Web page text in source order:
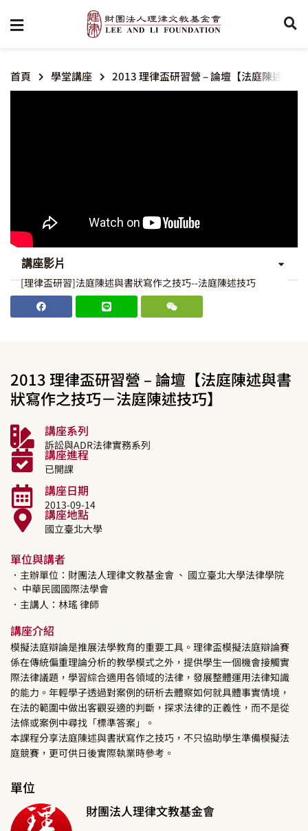
首頁 學堂講座 2013 理律盃研習營 – 論壇【法庭陳述與
講座影片
[理律盃研習]法庭陳述與書狀寫作之技巧--法庭陳述技巧
2013 理律盃研習營 – 論壇【法庭陳述與書
狀寫作之技巧－法庭陳述技巧】
講座系列
訴訟與ADR法律實務系列
講座進程
已開課
講座日期
2013-09-14
講座地點
國立臺北大學
單位與講者
．主辦單位：財團法人理律文教基金會 、 國立臺北大學法律學院
、 中華民國國際法學會
．主講人： 林瑤律師
講座介紹
模擬法庭辯論是推展法學教育的重要工具。理律盃模擬法庭辯論賽
係在傳統偏重理論分析的教學模式之外，提供學生一個機會接觸實
際法律議題，學習綜合適用各領域的法律，發展整體運用法律知識
的能力。年輕學子透過對案例的研析去體察如何就具體事實情境，
在法的範圍中做出客觀妥適的判斷，探求法律的正義性，而不是從
法條或案例中尋找「標準答案」。
本課程分享法庭陳述與書狀寫作之技巧，不只協助學生準備模擬法
庭競賽，更可供日後實際執業時參考。
單位
財團法人理律文教基金會